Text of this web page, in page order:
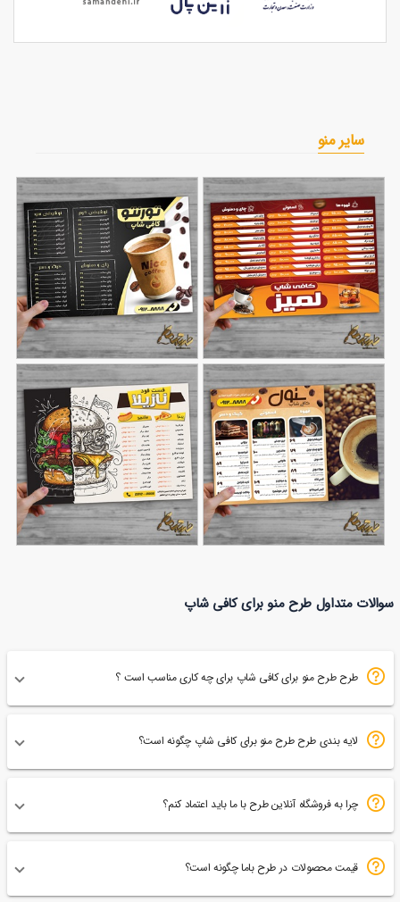
سایر منو
طرح منوی کافه
87
منوی کافی شاپ
198
112
سوالات متداول طرح منو برای کافی شاپ
طرح طرح منو برای کافی شاپ برای چه کاری مناسب است ؟
لایه بندی طرح طرح منو برای کافی شاپ چگونه است؟
چرا به فروشگاه آنلاین طرح با ما باید اعتماد کنم؟
قیمت محصولات در طرح باما چگونه است؟